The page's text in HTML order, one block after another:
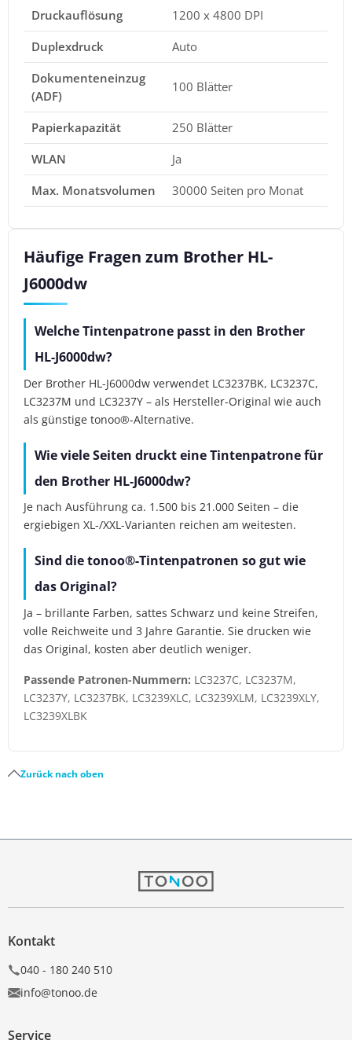
Druckauflösung
1200 x 4800 DPI
Duplexdruck
Auto
Dokumenteneinzug
(ADF)
100 Blätter
Papierkapazität
250 Blätter
WLAN
Ja
Max. Monatsvolumen
30000 Seiten pro Monat
Häufige Fragen zum Brother HL-
J6000dw
Welche Tintenpatrone passt in den Brother
HL-J6000dw?
Der Brother HL-J6000dw verwendet LC3237BK, LC3237C,
LC3237M und LC3237Y – als Hersteller-Original wie auch
als günstige tonoo®-Alternative.
Wie viele Seiten druckt eine Tintenpatrone für
den Brother HL-J6000dw?
Je nach Ausführung ca. 1.500 bis 21.000 Seiten – die
ergiebigen XL-/XXL-Varianten reichen am weitesten.
Sind die tonoo®-Tintenpatronen so gut wie
das Original?
Ja – brillante Farben, sattes Schwarz und keine Streifen,
volle Reichweite und 3 Jahre Garantie. Sie drucken wie
das Original, kosten aber deutlich weniger.
Passende Patronen-Nummern: LC3237C, LC3237M,
LC3237Y, LC3237BK, LC3239XLC, LC3239XLM, LC3239XLY,
LC3239XLBK
Zurück nach oben
Kontakt
040 - 180 240 510
info@tonoo.de
Service